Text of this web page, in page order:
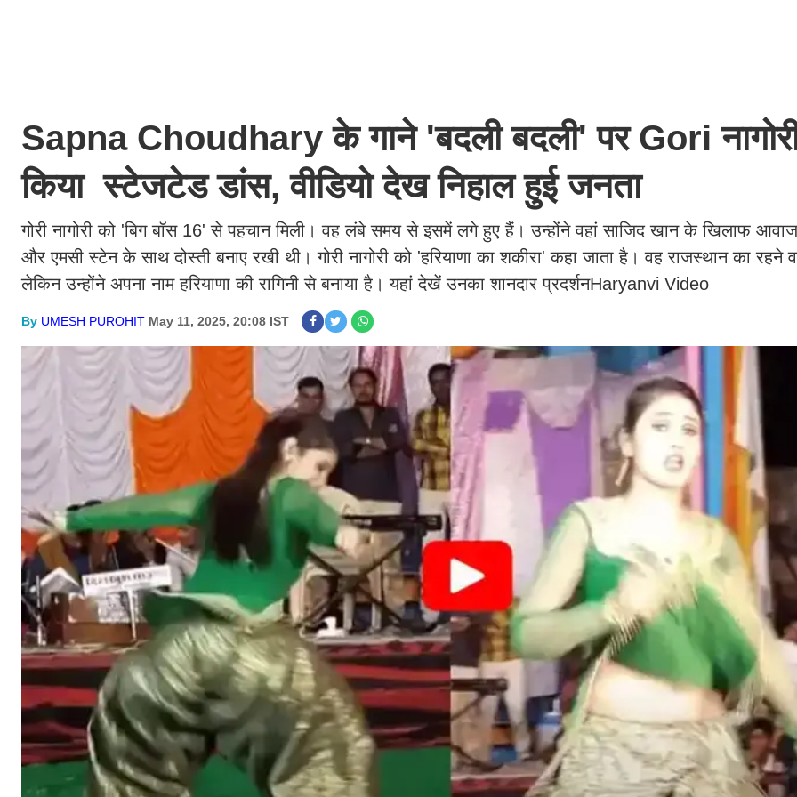
Sapna Choudhary के गाने 'बदली बदली' पर Gori
किया स्टेजटेड डांस, वीडियो देख निहाल हुई जनता
गोरी नागोरी को 'बिग बॉस 16' से पहचान मिली। वह लंबे समय से इसमें लगे हुए हैं। उन्होंने वहां साजिद खान के खिलाफ
और एमसी स्टेन के साथ दोस्ती बनाए रखी थी। गोरी नागोरी को 'हरियाणा का शकीरा' कहा जाता है। वह राजस्थान का रहने
लेकिन उन्होंने अपना नाम हरियाणा की रागिनी से बनाया है। यहां देखें उनका शानदार प्रदर्शनHaryanvi Video
By UMESH PUROHIT May 11, 2025, 20:08 IST